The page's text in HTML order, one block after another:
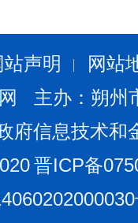
站声明
网站
主办：朔
府信息技术和
晋ICP备